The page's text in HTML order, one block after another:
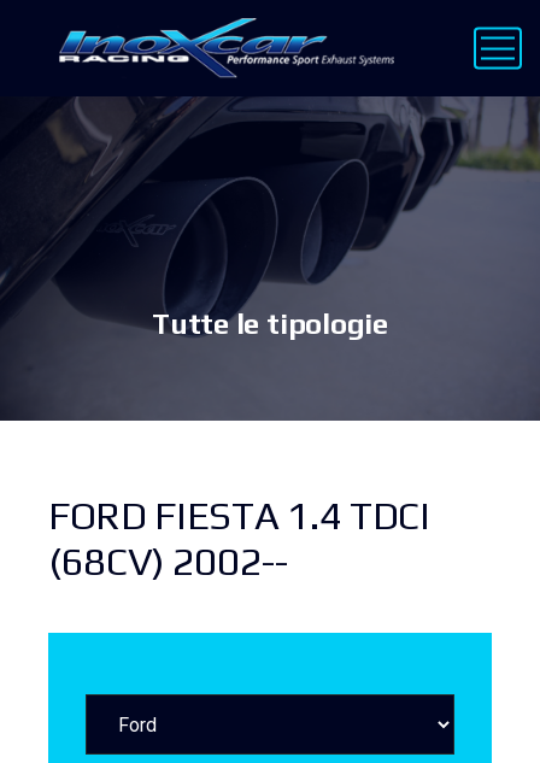
Tutte le tipologie
FORD FIESTA 1.4 TDCI
(68CV) 2002--